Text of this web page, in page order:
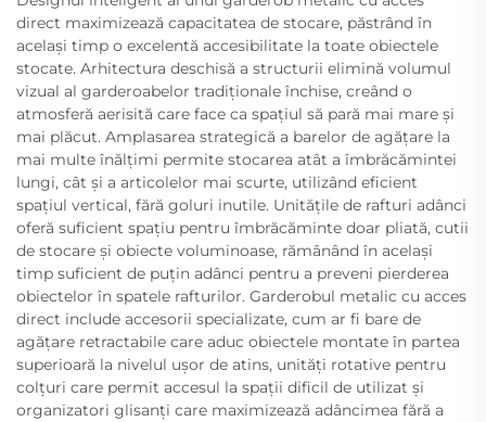
direct maximizează capacitatea de stocare, păstrând în
același timp o excelentă accesibilitate la toate obiectele
stocate. Arhitectura deschisă a structurii elimină volumul
vizual al garderoabelor tradiționale închise, creând o
atmosferă aerisită care face ca spațiul să pară mai mare și
mai plăcut. Amplasarea strategică a barelor de agățare la
mai multe înălțimi permite stocarea atât a îmbrăcămintei
lungi, cât și a articolelor mai scurte, utilizând eficient
spațiul vertical, fără goluri inutile. Unitățile de rafturi adânci
oferă suficient spațiu pentru îmbrăcăminte doar pliată, cutii
de stocare și obiecte voluminoase, rămânând în același
timp suficient de puțin adânci pentru a preveni pierderea
obiectelor în spatele rafturilor. Garderobul metalic cu acces
direct include accesorii specializate, cum ar fi bare de
agățare retractabile care aduc obiectele montate în partea
superioară la nivelul ușor de atins, unități rotative pentru
colțuri care permit accesul la spații dificil de utilizat și
organizatori glisanți care maximizează adâncimea fără a